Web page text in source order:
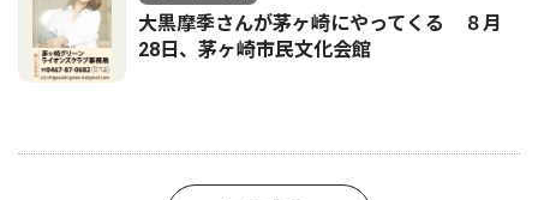
大黒摩季さんが茅ヶ崎にやってくる ８月
28日、茅ヶ崎市民文化会館